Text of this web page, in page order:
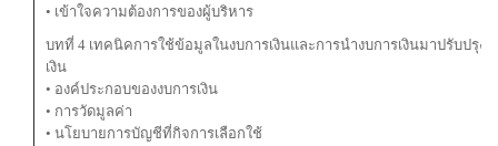
• เข้าใจความต้องการของผู้บริหาร
บทที่ 4 เทคนิคการใช้ข้อมูลในงบการเงินและการนำงบการเงินมาปรับปรุงเ
เงิน
• องค์ประกอบของงบการเงิน
• การวัดมูลค่า
• นโยบายการบัญชีที่กิจการเลือกใช้